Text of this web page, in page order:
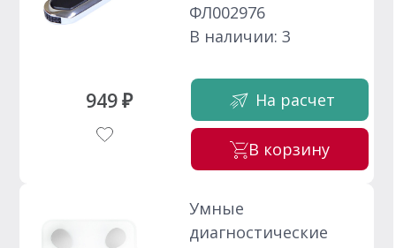
949 ₽
ФЛ002976
В наличии: 3
На расчет
В корзину
Умные
диагностические